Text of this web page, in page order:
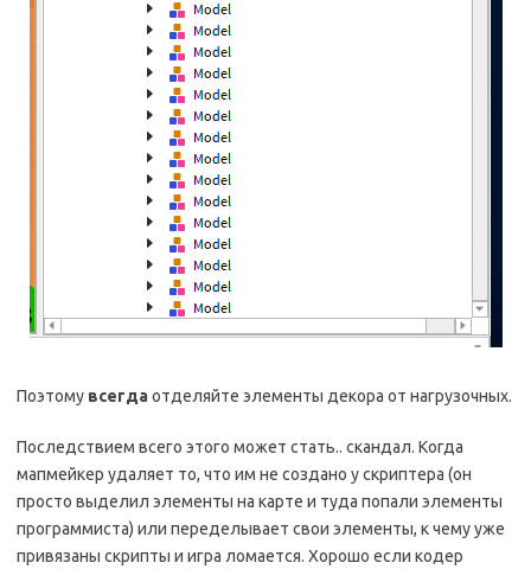
Поэтому всегдаотделяйте элементы декора от нагрузочных.
Последствием всего этого может стать.. скандал. Когда
мапмейкер удаляет то, что им не создано у скриптера (он
просто выделил элементы на карте и туда попали элементы
программиста) или переделывает свои элементы, к чему уже
привязаны скрипты и игра ломается. Хорошо если кодер